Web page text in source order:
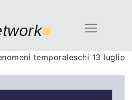
■
temporaleschi 13 luglio